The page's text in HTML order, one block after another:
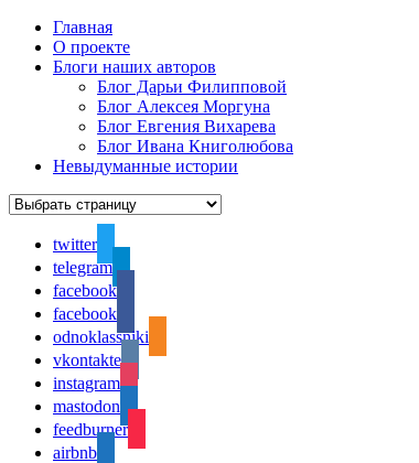
Главная
О проекте
Блоги наших авторов
Блог Дарьи Филипповой
Блог Алексея Моргуна
Блог Евгения Вихарева
Блог Ивана Книголюбова
Невыдуманные истории
twitter
telegram
facebook
facebook
odnoklassniki
vkontakte
instagram
mastodon
feedburner
airbnb